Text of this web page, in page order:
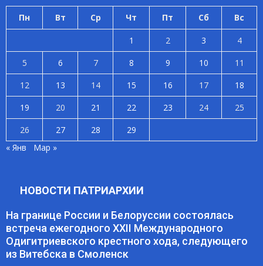
Пн Вт Ср Чт Пт Сб Вс
1 2 3
4
5
6 7 8 9 10
11
12
13 14 15 16 17
18
19
20 21 22 23 24
25
26
27 28
29
« Янв
Мар »
НОВОСТИ ПАТРИАРХИИ
На границе России и Белоруссии состоялась
встреча ежегодного XXII Международного
Одигитриевского крестного хода, следующего
из Витебска в Смоленск